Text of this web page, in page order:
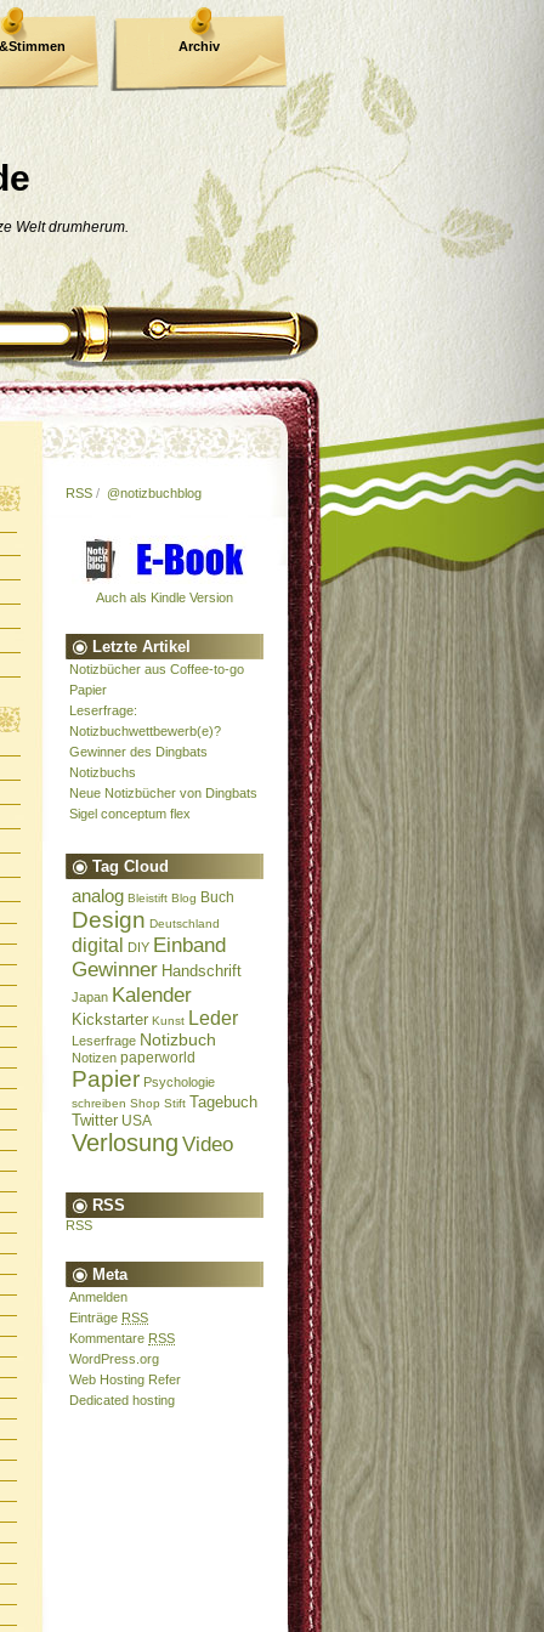
Welt drumherum.
Archiv
RSS / @notizbuchblog
Auch als Kindle Version
Letzte Artikel
Notizbücher aus Coffee-to-go
Papier
Leserfrage:
Notizbuchwettbewerb(e)?
Gewinner des Dingbats
Notizbuchs
Neue Notizbücher von Dingbats
Sigel conceptum flex
Tag Cloud
analog Bleistift Blog Buch
Design Deutschland
digital DIY Einband
Gewinner Handschrift
Japan Kalender
Kickstarter Kunst Leder
Leserfrage Notizbuch
Notizen paperworld
Papier Psychologie
schreiben Shop Stift Tagebuch
Twitter USA
Verlosung Video
RSS
RSS
Meta
Anmelden
Einträge RSS
Kommentare RSS
WordPress.org
Web Hosting Refer
Dedicated hosting